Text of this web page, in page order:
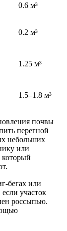
0.6 м³
0.2 м³
1.25 м³
1.5–1.8 м³
почвы
перегной
небольших
или
который
бегах или
участок
россыпью.